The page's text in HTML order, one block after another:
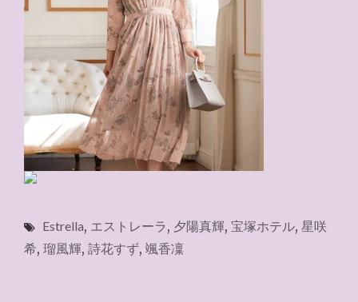
Estrella, エストレーラ, 夕陽真輝, 宝塚ホテル, 星咲
希, 瑠風輝, 詩花すず, 颯香凜